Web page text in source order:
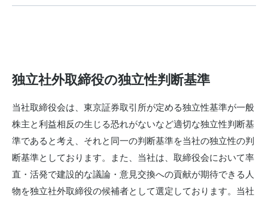
独立社外取締役の独立性判断基準
当社取締役会は、東京証券取引所が定める独立性基準が一般
株主と利益相反の生じる恐れがないなど適切な独立性判断基
準であると考え、それと同一の判断基準を当社の独立性の判
断基準としております。また、当社は、取締役会において率
直・活発で建設的な議論・意見交換への貢献が期待できる人
物を独立社外取締役の候補者として選定しております。 当社